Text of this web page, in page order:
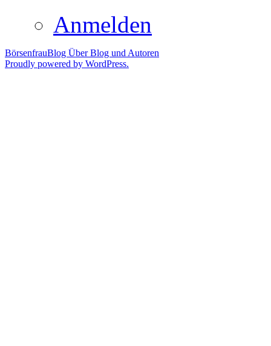
Anmelden
BörsenfrauBlog Über Blog und Autoren
Proudly powered by WordPress.